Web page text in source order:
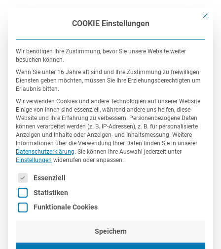
Kunden
Zu unseren Kunden zählen neben internationalen
Konzernen auch namhafte mittelständische
Unternehmen
Mit
COOKIE Einstellungen
Wir benötigen Ihre Zustimmung, bevor Sie unsere Website weiter
besuchen können.
Wenn Sie unter 16 Jahre alt sind und Ihre Zustimmung zu freiwilligen
Diensten geben möchten, müssen Sie Ihre Erziehungsberechtigten um
Erlaubnis bitten.
Wir verwenden Cookies und andere Technologien auf unserer Website.
Einige von ihnen sind essenziell, während andere uns helfen, diese
Website und Ihre Erfahrung zu verbessern. Personenbezogene Daten
können verarbeitet werden (z. B. IP-Adressen), z. B. für personalisierte
Anzeigen und Inhalte oder Anzeigen- und Inhaltsmessung. Weitere
Informationen über die Verwendung Ihrer Daten finden Sie in unserer
Datenschutzerklärung. Sie können Ihre Auswahl jederzeit unter
Einstellungen widerrufen oder anpassen.
Es folgt eine Liste der Service-Gruppen, für die eine
Essenziell
Statistiken
Funktionale Cookies
Speichern